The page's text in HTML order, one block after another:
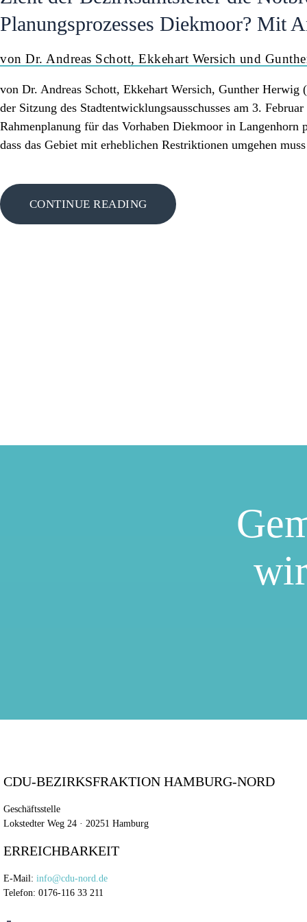
PRESSE
Planungsprozesses Diekmoor? Mit
von Dr. Andreas Schott, Ekkehart Wersich und
von Dr. Andreas Schott, Ekkehart Wersich, Gunther
der Sitzung des Stadtentwicklungsausschusses am 3.
Rahmenplanung für das Vorhaben Diekmoor in
dass das Gebiet mit erheblichen Restriktionen umgehen
CONTINUE READING
CDU-BEZIRKSFRAKTION HAMBURG-NORD
Geschäftsstelle
Lokstedter Weg 24 · 20251 Hamburg
ERREICHBARKEIT
E-Mail: info@cdu-nord.de
Telefon: 0176-116 33 211